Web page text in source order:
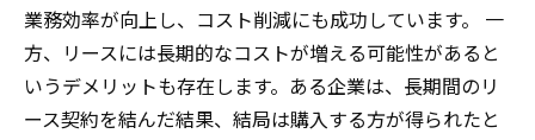
業務効率が向上し、コスト削減にも成功しています。 一
方、リースには長期的なコストが増える可能性があると
いうデメリットも存在します。ある企業は、長期間のリ
ース契約を結んだ結果、結局は購入する方が得られたと